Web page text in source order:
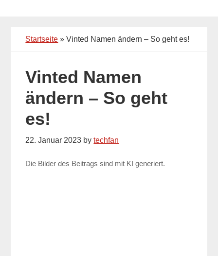
Startseite »Vinted Namen ändern – So geht es!
Vinted Namen
ändern – So geht
es!
22. Januar 2023 bytechfan
Die Bilder des Beitrags sind mit KI generiert.